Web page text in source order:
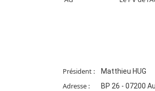
Président : Matthieu HUG
Adresse : BP 26 - 07200